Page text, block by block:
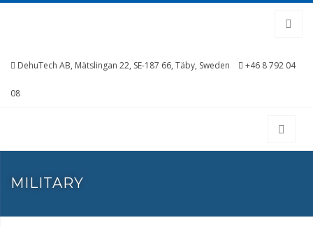
DehuTech AB, Mätslingan 22, SE-187 66, Täby, Sweden +46 8 792 04
08
MILITARY